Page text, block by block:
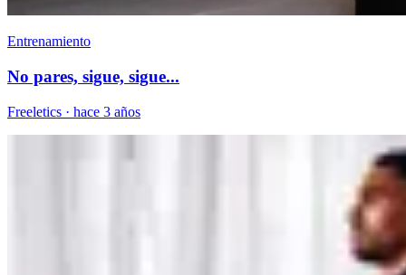
Entrenamiento
No pares, sigue, sigue...
Freeletics · hace 3 años